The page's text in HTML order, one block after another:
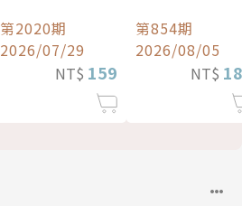
第2020期
2026/07/29
NT$ 159
第854期
2026/08/05
NT$